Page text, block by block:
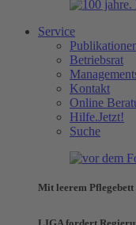
Service
Betriebsrat
Kontakt
Online
Hilfe.Jetzt!
Suche
Mit leerem